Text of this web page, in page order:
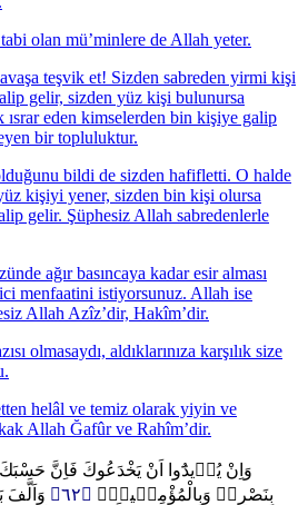
olan mü’minlere de Allah yeter.
teşvik et! Sizden sabreden yirmi kişi
gelir, sizden yüz kişi bulunursa
eden kimselerden bin kişiye galip
bir topluluktur.
bildi de sizden hafifletti. O halde
kişiyi yener, sizden bin kişi olursa
gelir. Şüphesiz Allah sabredenlerle
ağır basıncaya kadar esir alması
menfaatini istiyorsunuz. Allah ise
Allah Azîz’dir, Hakîm’dir.
olmasaydı, aldıklarınıza karşılık size
helâl ve temiz olarak yiyin ve
Allah Ğafûr ve Rahîm’dir.
وَاِنْ يُر۪يدُٓوا اَنْ يَخْدَعُوكَ فَاِنَّ
بِنَصْرِه۪ وَبِالْمُؤْمِن۪ينَۙ ﴿٦٢﴾
وَاَلَّفَ